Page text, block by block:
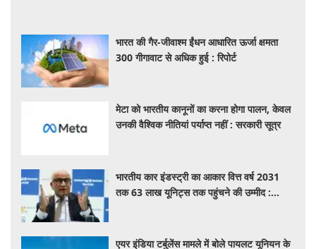
भारत की गैर-जीवाश्म ईंधन आधारित ऊर्जा क्षमता
300 गीगावाट से अधिक हुई : रिपोर्ट
मेटा को भारतीय कानूनों का करना होगा पालन, केवल
उनकी वैश्विक नीतियां पर्याप्त नहीं : सरकारी सूत्र
भारतीय कार इंडस्ट्री का आकार वित्त वर्ष 2031
तक 63 लाख यूनिट्स तक पहुंचने की उम्मीद :
एयर इंडिया टर्बुलेंस मामले में बोले पायलट यूनियन के